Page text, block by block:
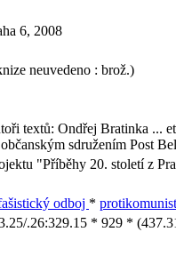
6, 2008
neuvedeno : brož.)
textů: Ondřej Bratinka ...
sdružením Post
"Příběhy 20. století z
odboj *
.26:329.15 * 929 *